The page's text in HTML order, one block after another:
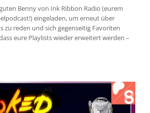
Benny von Ink Ribbon Radio (eurem
eingeladen, um erneut über
zu reden und sich gegenseitig Favoriten
eure Playlists wieder erweitert werden –